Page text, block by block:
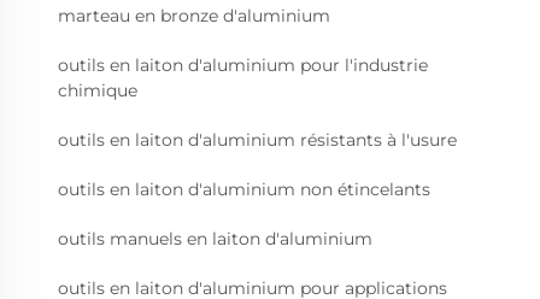
marteau en bronze d'aluminium
outils en laiton d'aluminium pour l'industrie
chimique
outils en laiton d'aluminium résistants à l'usure
outils en laiton d'aluminium non étincelants
outils manuels en laiton d'aluminium
outils en laiton d'aluminium pour applications